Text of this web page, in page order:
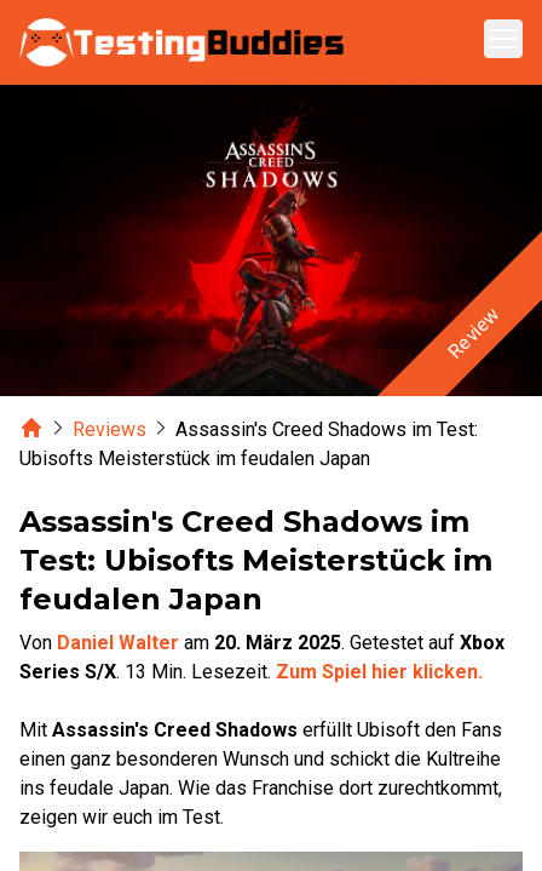
Zum Hauptinhalt springen
Review
HomeReviews
Assassin's Creed Shadows im Test:
Ubisofts Meisterstück im feudalen Japan
Assassin's Creed Shadows im
Test: Ubisofts Meisterstück im
feudalen Japan
Von Daniel Walter am 20. März 2025. Getestet auf Xbox
Series S/X. 13 Min. Lesezeit. Zum Spiel hier klicken.
Mit Assassin's Creed Shadows erfüllt Ubisoft den Fans
einen ganz besonderen Wunsch und schickt die Kultreihe
ins feudale Japan. Wie das Franchise dort zurechtkommt,
zeigen wir euch im Test.